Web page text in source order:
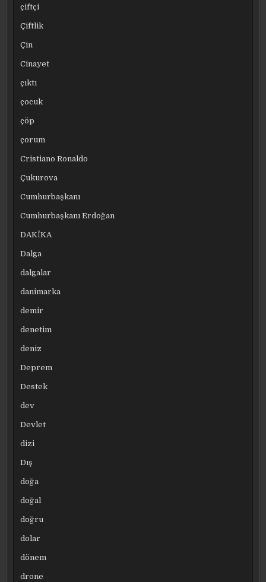
çiftçi
Çiftlik
Çin
Cinayet
çıktı
çocuk
çöp
çorum
Cristiano Ronaldo
Çukurova
Cumhurbaşkanı
Cumhurbaşkanı Erdoğan
DAKİKA
Dalga
dalgalar
danimarka
demir
denetim
deniz
Deprem
Destek
dev
Devlet
dizi
Dış
doğa
doğal
doğru
dolar
dönem
drone